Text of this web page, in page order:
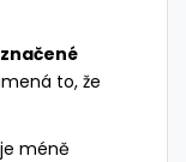
to, že
méně